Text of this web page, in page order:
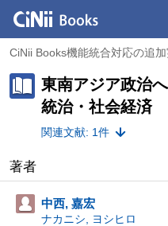
CiNii Books機能統合対応の追
東南アジア政治
統治・社会経済
関連文献: 1件
著者
中西, 嘉宏
ナカニシ, ヨシヒロ